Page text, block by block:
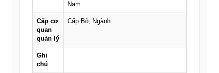
Nam.
Cấp cơ
quan
quản lý
Cấp Bộ, Ngành
Ghi
chú